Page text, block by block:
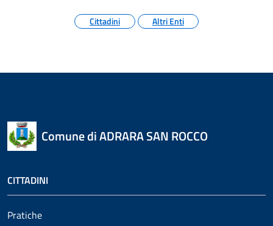
Cittadini Altri Enti
Comune di ADRARA SAN ROCCO
CITTADINI
Pratiche